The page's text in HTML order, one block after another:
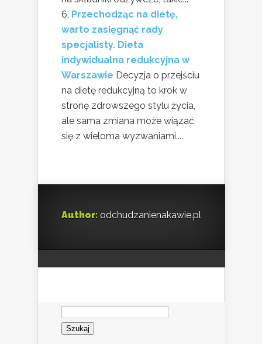
Przechodząc na dietę,
warto zasięgnąć rady
specjalisty. Dieta
indywidualna redukcyjna w
Warszawie Decyzja o przejściu
na dietę redukcyjną to krok w
stronę zdrowszego stylu życia,
ale sama zmiana może wiązać
się z wieloma wyzwaniami....
Author: odchudzanienakawie.pl
Szukaj: